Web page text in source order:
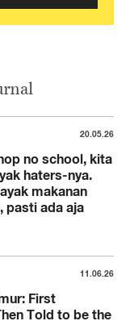
20.05.26
no school, kita
haters-nya.
makanan
pasti ada aja
11.06.26
First
Told to be the